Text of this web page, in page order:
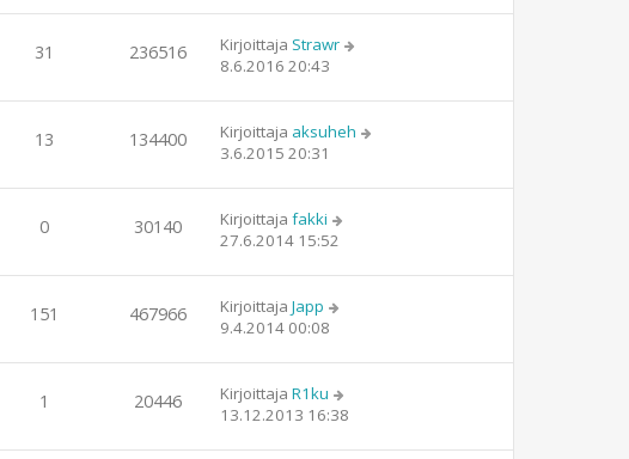
31 236516 Kirjoittaja Strawr
8.6.2016 20:43
13 134400 Kirjoittaja aksuheh
3.6.2015 20:31
0 30140 Kirjoittaja fakki
27.6.2014 15:52
151 467966 Kirjoittaja Japp
9.4.2014 00:08
1 20446 Kirjoittaja R1ku
13.12.2013 16:38